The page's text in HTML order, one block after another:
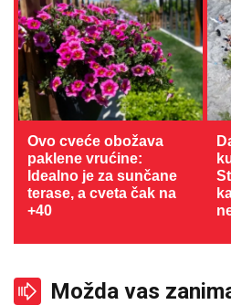
Ovo cveće obožava
paklene vrućine:
Idealno je za sunčane
terase, a cveta čak na
+40
Možda vas